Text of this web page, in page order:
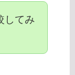
してみ